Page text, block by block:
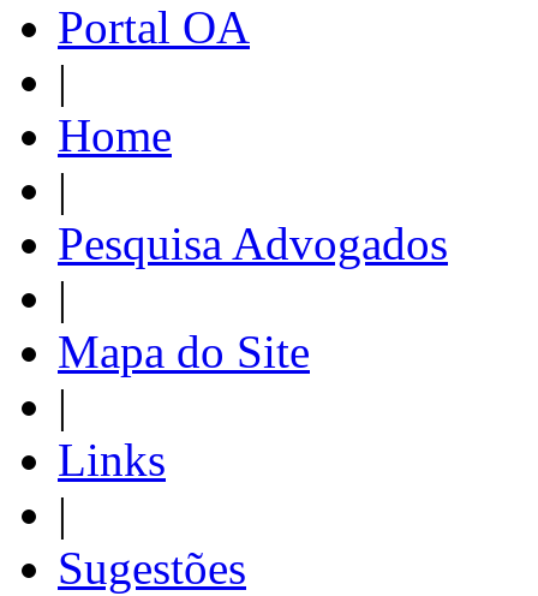
Portal OA
|
Home
|
Pesquisa Advogados
|
Mapa do Site
|
Links
|
Sugestões